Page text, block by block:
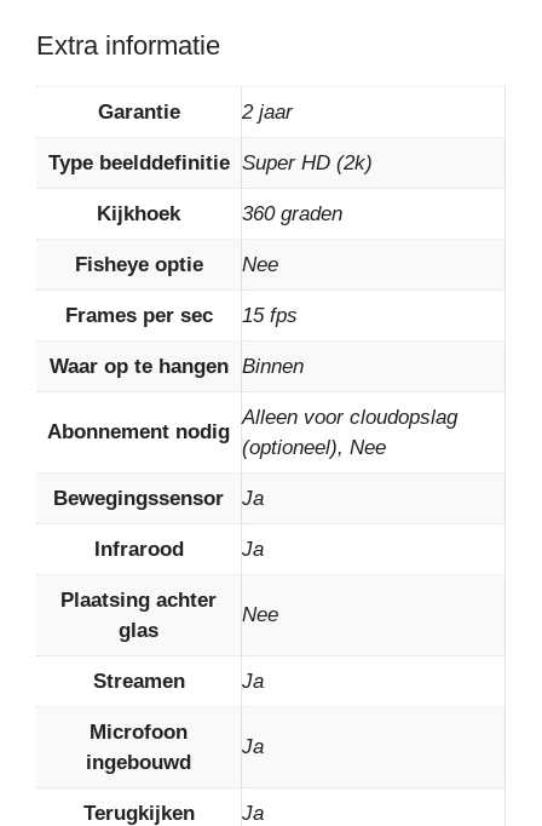
Extra informatie
Garantie 2 jaar
Type beelddefinitie Super HD (2k)
Kijkhoek 360 graden
Fisheye optie Nee
Frames per sec 15 fps
Waar op te hangen Binnen
Abonnement nodig
Alleen voor cloudopslag
(optioneel), Nee
Bewegingssensor Ja
Infrarood Ja
Plaatsing achter
glas
Nee
Streamen Ja
Microfoon
ingebouwd
Ja
Terugkijken Ja